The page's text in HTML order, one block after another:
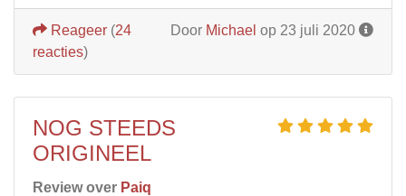
Door Michael op 23 juli 2020
Reageer (24
reacties)
NOG STEEDS
ORIGINEEL
Review over Paiq